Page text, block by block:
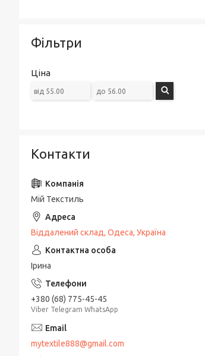
Фільтри
Ціна
Контакти
Мій Текстиль
Віддалений склад, Одеса, Україна
Ірина
+380 (68) 775-45-45
Viber Telegram WhatsApp
mytextile888@gmail.com